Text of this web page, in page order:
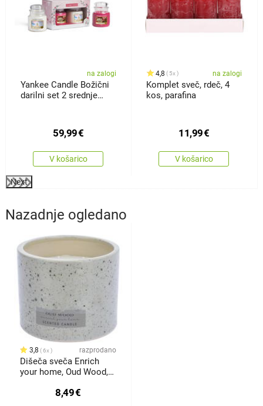
na zalogi
Yankee Candle Božični
darilni set 2 srednje
59,99€
V košarico
4,8 5x na zalogi
Komplet sveč, rdeč, 4
kos, parafina
11,99€
V košarico
Next
Nazadnje ogledano
3,8 6x razprodano
Dišeča sveča Enrich
your home, Oud Wood,
8,49€